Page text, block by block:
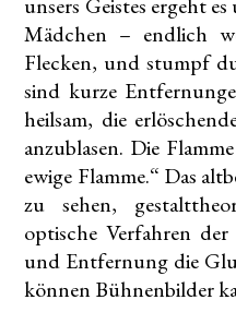
unsers Geistes ergeht
Mädchen – endlich
Flecken, und stumpf
sind kurze
heilsam, die
anzublasen. Die
ewige Flamme.“ Das
zu sehen,
optische Verfahren
und Entfernung die
können Bühnenbilder